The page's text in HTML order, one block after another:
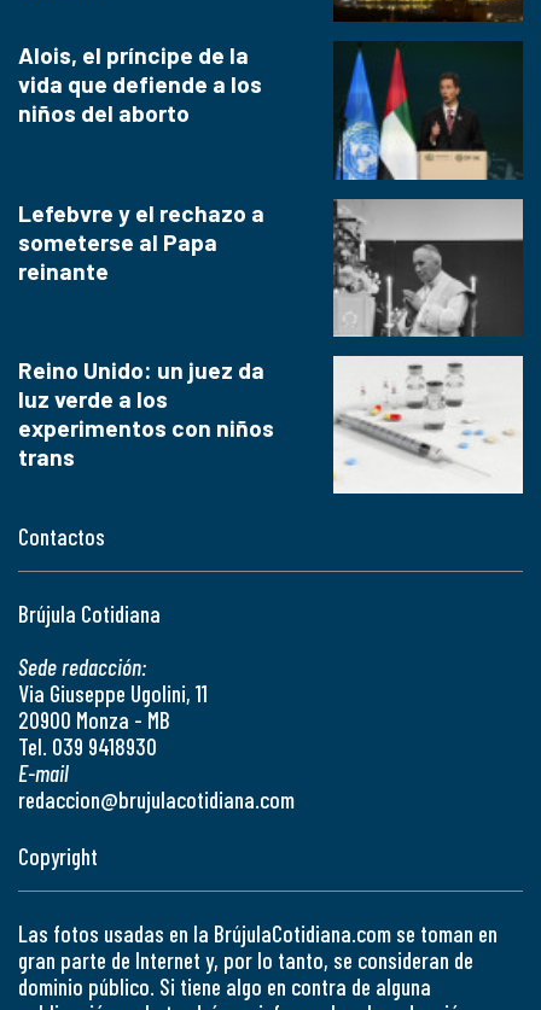
Contactos
Brújula Cotidiana
Sede redacción:
Via Giuseppe Ugolini, 11
20900 Monza - MB
Tel. 039 9418930
E-mail
redaccion@brujulacotidiana.com
Alois, el príncipe de la
vida que defiende a los
niños del aborto
Lefebvre y el rechazo a
someterse al Papa
reinante
Reino Unido: un juez da
luz verde a los
experimentos con niños
trans
Copyright
Las fotos usadas en la BrújulaCotidiana.com se toman en
gran parte de Internet y, por lo tanto, se consideran de
dominio público. Si tiene algo en contra de alguna